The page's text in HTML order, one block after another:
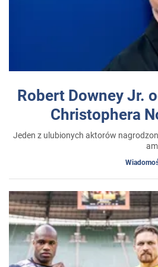
Robert Downey Jr.
Christophera
Jeden z ulubionych aktorów